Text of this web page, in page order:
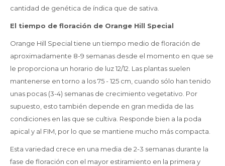
cantidad de genética de índica que de sativa.
El tiempo de floración de Orange Hill Special
Orange Hill Special tiene un tiempo medio de floración de
aproximadamente 8-9 semanas desde el momento en que se
le proporciona un horario de luz 12/12. Las plantas suelen
mantenerse en torno a los 75 - 125 cm, cuando sólo han tenido
unas pocas (3-4) semanas de crecimiento vegetativo. Por
supuesto, esto también depende en gran medida de las
condiciones en las que se cultiva. Responde bien a la poda
apical y al FIM, por lo que se mantiene mucho más compacta.
Esta variedad crece en una media de 2-3 semanas durante la
fase de floración con el mayor estiramiento en la primera y